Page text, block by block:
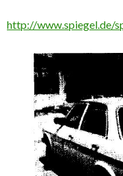
http://www.spiegel.de/